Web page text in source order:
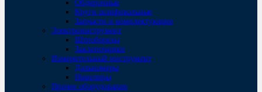
Обдирочные
Круги шлифовальные
Запчасти и комплектующие
Электроинструмент
Штроборезы
Заклепочники
Измерительный инструмент
Дальномеры
Нивелиры
Прочее оборудование